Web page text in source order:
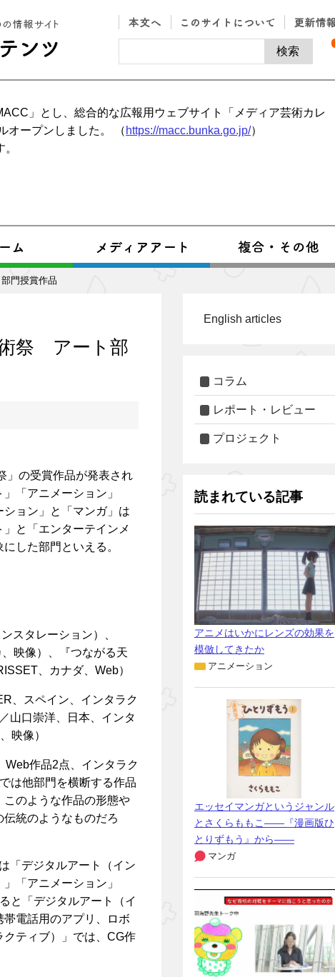
」とし、総合的な広報用ウェブサイト「メディア芸術カレ
オープンしました。 （ https://macc.bunka.go.jp/）
門授賞作品
術祭 アート部
」の受賞作品が発表され
「アニメーション」
ション」と「マンガ」は
と「エンターテインメ
した部門といえる。
スタレーション）、
映像）、『つながる天
、カナダ、Web）
、スペイン、インタラク
山口崇洋、日本、インタ
映像）
作品2点、インタラク
は他部門を横断する作品
のような作品の形態や
統のようなものだろ
「デジタルアート（イン
「アニメーション」
と「デジタルアート（イ
電話用のアプリ、ロボ
ティブ）」では、CG作
English articles
コラム
レポート・レビュー
プロジェクト
読まれている記事
アニメはいかにレンズの効果を
模倣してきたか
アニメーション
エッセイマンガというジャンル
とさくらももこ――『漫画版ひ
とりずもう』から――
マンガ